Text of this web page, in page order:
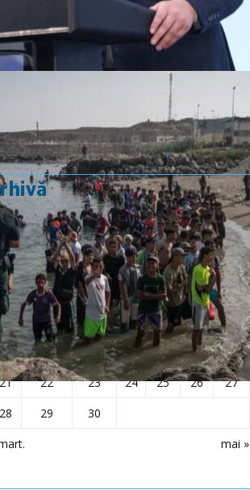
Convertor valutar
»
Rezultat:
aprilie 2025
L Ma Mi J V S D
mai »
1 2 3 4 5
6
7
8 9 10 11 12
13
15 16 17 18 19
20
22 23 24 25 26
27
29 30